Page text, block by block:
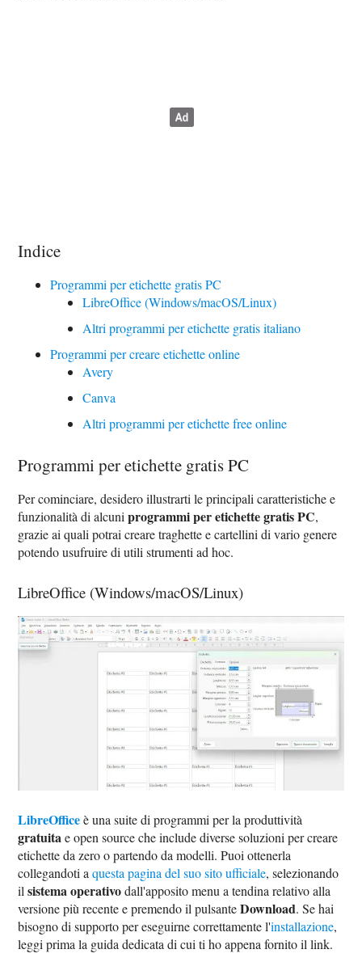
Indice
Programmi per etichette gratis PC
LibreOffice (Windows/macOS/Linux)
Altri programmi per etichette gratis italiano
Programmi per creare etichette online
Avery
Canva
Altri programmi per etichette free online
Programmi per etichette gratis PC
Per cominciare, desidero illustrarti le principali caratteristiche e
funzionalità di alcuniprogrammi per etichette gratis PC,
grazie ai quali potrai creare traghette e cartellini di vario genere
potendo usufruire di utili strumenti ad hoc.
LibreOffice (Windows/macOS/Linux)
LibreOfficeè una suite di programmi per la produttività
gratuitae open source che include diverse soluzioni per creare
etichette da zero o partendo da modelli. Puoi ottenerla
collegandoti aquesta pagina del suo sito ufficiale, selezionando
ilsistema operativodall'apposito menu a tendina relativo alla
versione più recente e premendo il pulsanteDownload. Se hai
bisogno di supporto per eseguirne correttamente l'installazione,
leggi prima la guida dedicata di cui ti ho appena fornito il link.